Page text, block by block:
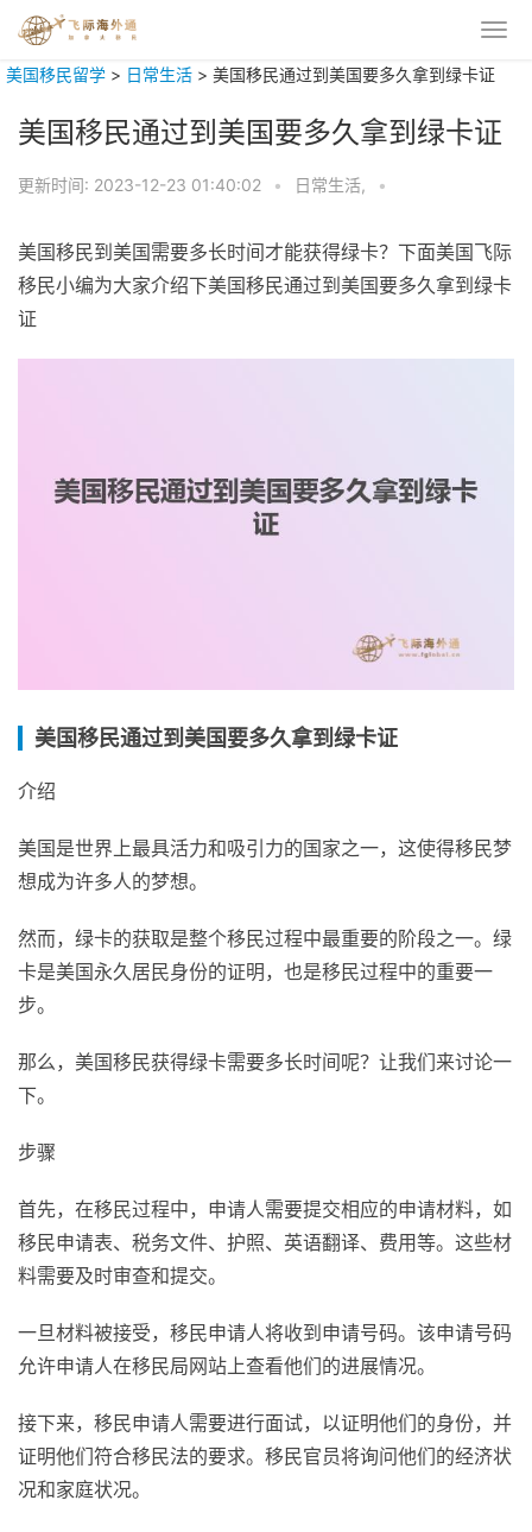
美国移民留学 > 日常生活 > 美国移民通过到美国要多久拿到绿卡证
美国移民通过到美国要多久拿到绿卡证
更新时间: 2023-12-23 01:40:02 • 日常生活, •
美国移民到美国需要多长时间才能获得绿卡？下面美国飞际
移民小编为大家介绍下美国移民通过到美国要多久拿到绿卡
证
美国移民通过到美国要多久拿到绿卡证
介绍
美国是世界上最具活力和吸引力的国家之一，这使得移民梦
想成为许多人的梦想。
然而，绿卡的获取是整个移民过程中最重要的阶段之一。绿
卡是美国永久居民身份的证明，也是移民过程中的重要一
步。
那么，美国移民获得绿卡需要多长时间呢？让我们来讨论一
下。
步骤
首先，在移民过程中，申请人需要提交相应的申请材料，如
移民申请表、税务文件、护照、英语翻译、费用等。这些材
料需要及时审查和提交。
一旦材料被接受，移民申请人将收到申请号码。该申请号码
允许申请人在移民局网站上查看他们的进展情况。
接下来，移民申请人需要进行面试，以证明他们的身份，并
证明他们符合移民法的要求。移民官员将询问他们的经济状
况和家庭状况。